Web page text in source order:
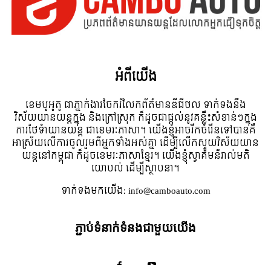
អំពី​យើង
ខេមបូអូតូ ជាភ្នាក់ងារចែករំលែកព័ត៍មានឌីជីថល ទាក់ទងនឹង
វិស័យយានយន្តក្នុង និងក្រៅស្រុក ក៏ដូចជាផ្តល់នូវគន្លឹះសំខាន់ៗក្នុង
ការថែទំាយានយន្ត ជាខេមរៈភាសា។ យើងខ្ញុំអាចរីកចំរើនទៅបានគឺ
អាស្រ័យលើការចូលរួមពីអ្នកទាំងអស់គ្នា ដើម្បីលើកស្ទួយវិស័យយាន
យន្តនៅកម្ពុជា ក៏ដូចខេមរៈភាសាខ្មែរ។ យើងខ្ញុំស្វាគមន៌រាល់មតិ
យោបល់ ដើម្បីស្ថាបនា។
ទាក់ទង​មក​យើង:info@camboauto.com
ភ្ជាប់ទំនាក់ទំនងជាមួយយើង